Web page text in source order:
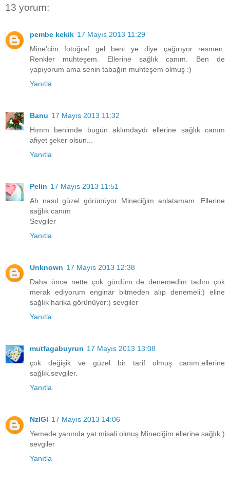
13 yorum:
pembe kekik 17 Mayıs 2013 11:29
Mine'cim fotoğraf gel beni ye diye çağırıyor resmen.
Renkler muhteşem. Ellerine sağlık canım. Ben de
yapıyorum ama senin tabağın muhteşem olmuş :)
Yanıtla
Banu 17 Mayıs 2013 11:32
Hımm benimde bugün aklımdaydı ellerine sağlık canım
afiyet şeker olsun...
Yanıtla
Pelin 17 Mayıs 2013 11:51
Ah nasıl güzel görünüyor Mineciğim anlatamam. Ellerine
sağlık canım
Sevgiler
Yanıtla
Unknown 17 Mayıs 2013 12:38
Daha önce nette çok gördüm de denemedim tadını çok
merak ediyorum enginar bitmeden alıp denemeli:) eline
sağlık harika görünüyor:) sevgiler
Yanıtla
mutfagabuyrun 17 Mayıs 2013 13:08
çok değişik ve güzel bir tarif olmuş canım.ellerine
sağlık.sevgiler.
Yanıtla
NzlGl 17 Mayıs 2013 14:06
Yemede yanında yat misali olmuş Mineciğim ellerine sağlık:)
sevgiler
Yanıtla